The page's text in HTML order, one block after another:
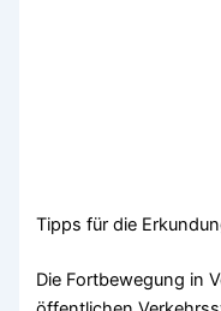
Tipps für die
Die Fortbewegung in